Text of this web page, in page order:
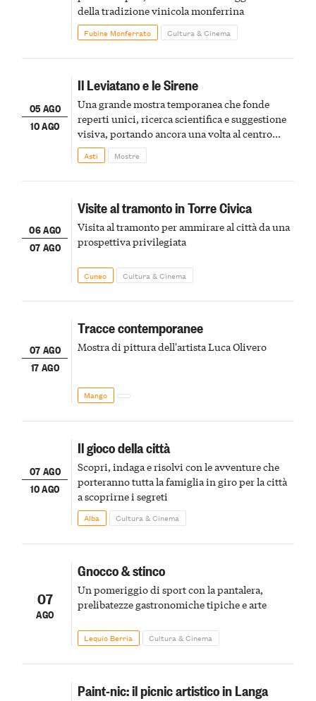
della tradizione vinicola monferrina
Fubine Monferrato Cultura & Cinema
05 AGO
10 AGO
Il Leviatano e le Sirene
Una grande mostra temporanea che fonde
reperti unici, ricerca scientifica e suggestione
visiva, portando ancora una volta al centro
della scena le meraviglie del passato astigiano
Asti Mostre
06 AGO
07 AGO
Visite al tramonto in Torre Civica
Visita al tramonto per ammirare al città da una
prospettiva privilegiata
Cuneo Cultura & Cinema
07 AGO
17 AGO
Tracce contemporanee
Mostra di pittura dell'artista Luca Olivero
Mango
07 AGO
10 AGO
Il gioco della città
Scopri, indaga e risolvi con le avventure che
porteranno tutta la famiglia in giro per la città
a scoprirne i segreti
Alba Cultura & Cinema
07
AGO
Gnocco & stinco
Un pomeriggio di sport con la pantalera,
prelibatezze gastronomiche tipiche e arte
Lequio Berria Cultura & Cinema
Paint-nic: il picnic artistico in Langa